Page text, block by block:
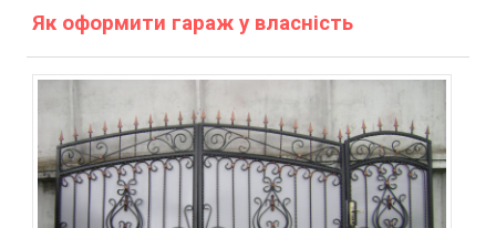
Як оформити гараж у власність